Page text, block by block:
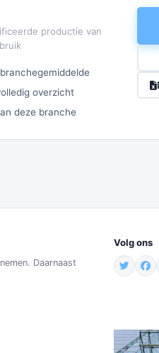
productie van
overzicht
deze branche
Daarnaast
Volg ons